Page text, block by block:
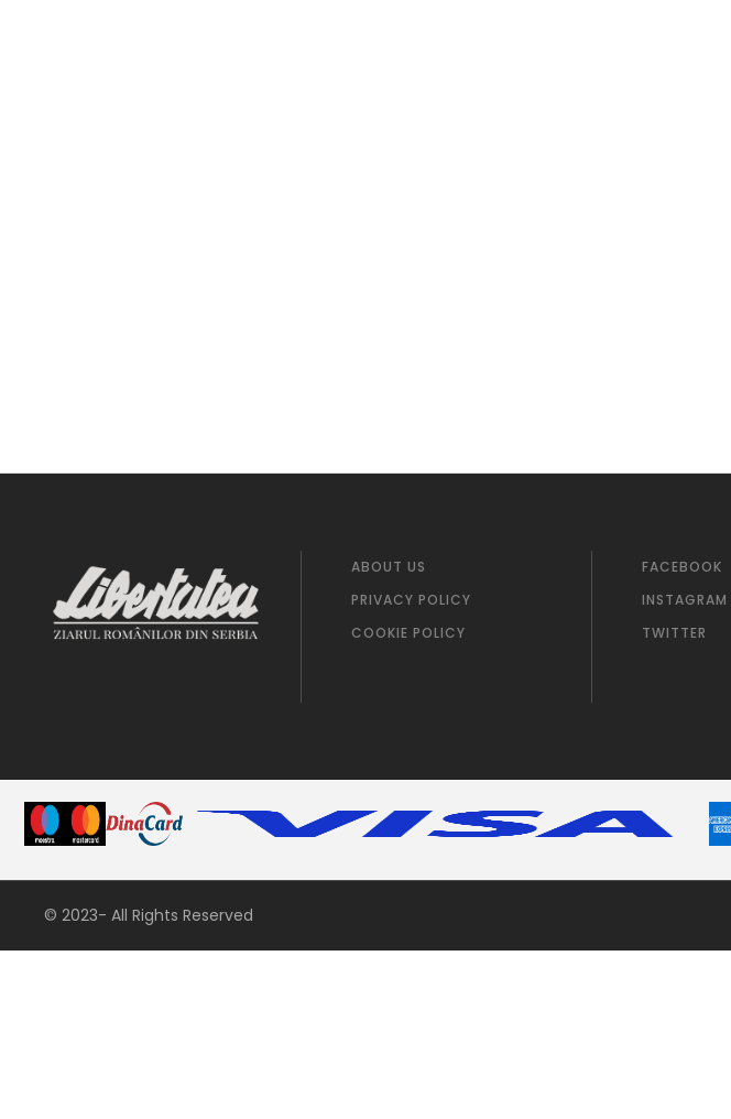
ABOUT US
PRIVACY POLICY
COOKIE POLICY
FACEBOOK
INSTAGRAM
TWITTER
© 2023- All Rights Reserved